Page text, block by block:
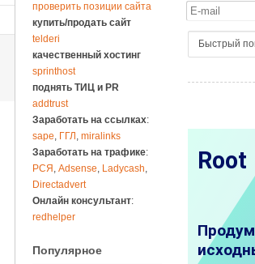
проверить позиции сайта
купить/продать сайт
telderi
качественный хостинг
sprinthost
поднять ТИЦ и PR
addtrust
Заработать на ссылках:
sape, ГГЛ , miralinks
Заработать на трафике:
РСЯ , Adsense, Ladycash,
Directadvert
Онлайн консультант:
redhelper
Популярное